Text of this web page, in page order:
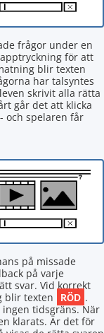
frågor under en
för att
blir texten
har talsyntes
skrivit alla rätta
går det att klicka
och spelaren får
på missade
på varje
svar. Vid korrekt
blir texten RÖD .
ingen tidsgräns. När
klarats. Är det för